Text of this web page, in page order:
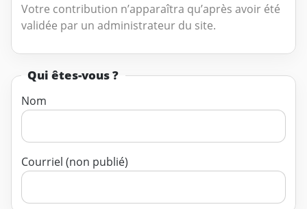
Votre contribution n’apparaîtra qu’après avoir été
validée par un administrateur du site.
Qui êtes-vous ?
Nom
Courriel (non publié)